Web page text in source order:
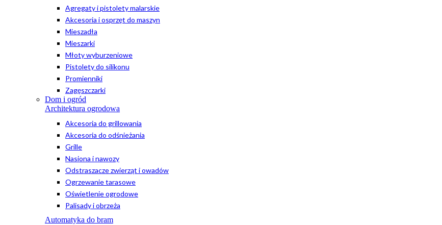
Agregaty i pistolety malarskie
Akcesoria i osprzęt do maszyn
Mieszadła
Mieszarki
Młoty wyburzeniowe
Pistolety do silikonu
Promienniki
Zagęszczarki
Dom i ogród
Architektura ogrodowa
Akcesoria do grillowania
Akcesoria do odśnieżania
Grille
Nasiona i nawozy
Odstraszacze zwierząt i owadów
Ogrzewanie tarasowe
Oświetlenie ogrodowe
Palisady i obrzeża
Automatyka do bram